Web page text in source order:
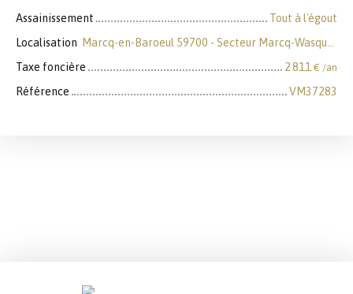
Assainissement
Tout à l'égout
Localisation
Taxe foncière
2 811 € /an
Référence VM37283